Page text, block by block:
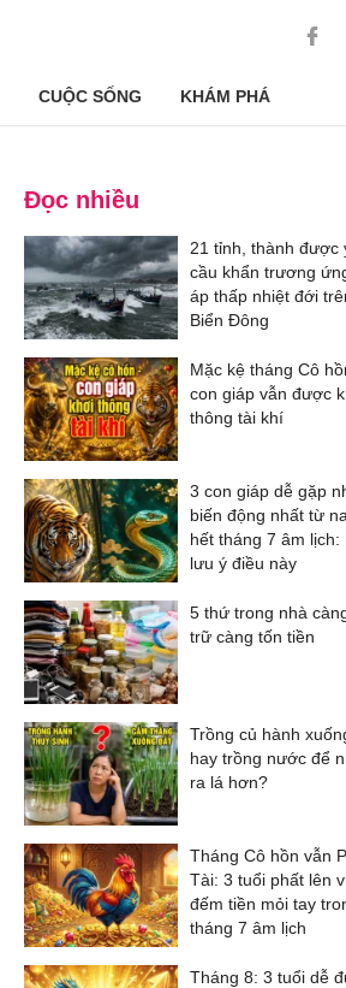
CUỘC SỐNG KHÁM PHÁ
Đọc nhiều
21 tỉnh, thành được
cầu khẩn trương
áp thấp nhiệt đới
Biển Đông
Mặc kệ tháng Cô
con giáp vẫn được
thông tài khí
3 con giáp dễ gặp
biến động nhất từ
hết tháng 7 âm lịch:
lưu ý điều này
5 thứ trong nhà
trữ càng tốn tiền
Trồng củ hành
hay trồng nước để
ra lá hơn?
Tháng Cô hồn vẫn
Tài: 3 tuổi phất lên
đếm tiền mỏi tay
tháng 7 âm lịch
Tháng 8: 3 tuổi dễ